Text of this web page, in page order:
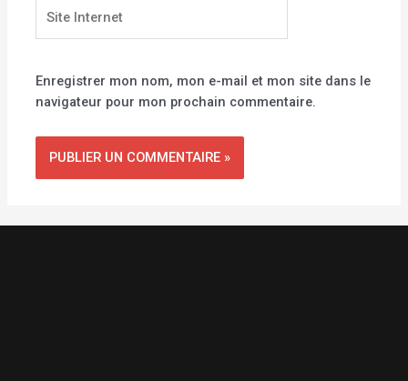
Internet
Enregistrer mon nom, mon e-mail et mon site dans le
navigateur pour mon prochain commentaire.